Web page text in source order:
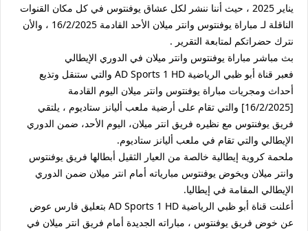
يناير 2025 ، حيث أننا ننشر لكل عشاق يوفنتوس في كل مكان القنوات
الناقلة لـ مباراة يوفنتوس وانتر ميلان الأحد القادمة 16/2/2025 ، والأن
نترك حضراتكم لمتابعة التقرير .
بث مباشر مباراة يوفنتوس وانتر ميلان في الدوري الإيطالي
فعبر قناة أبو ظبي الرياضية AD Sports 1 HD والتي ستنقل وتذيع
أحداث ومجريات مباراة يوفنتوس وانتر ميلان اليوم القادمة
[16/2/2025] والتي تقام على أرضية ملعب أليانز ستاديوم ، يلتقي
فريق يوفنتوس مع نظيره فريق انتر ميلان، اليوم الأحد، ضمن الدوري
الإيطالي والتي تقام في ملعب أليانز ستاديوم.
ملحمة كروية إيطالية خالصة من العيار الثقيل أبطالها فريق يوفنتوس
وانتر ميلان ويخوض يوفنتوس مبارياته أمام انتر ميلان ضمن الدوري
الإيطالي المقامة في إيطاليا.
أعلنت قناة أبو ظبي الرياضية AD Sports 1 HD بتعليق فارس عوض
عن خوض فريق يوفنتوس ، مباراته الجديدة أمام فريق انتر ميلان في